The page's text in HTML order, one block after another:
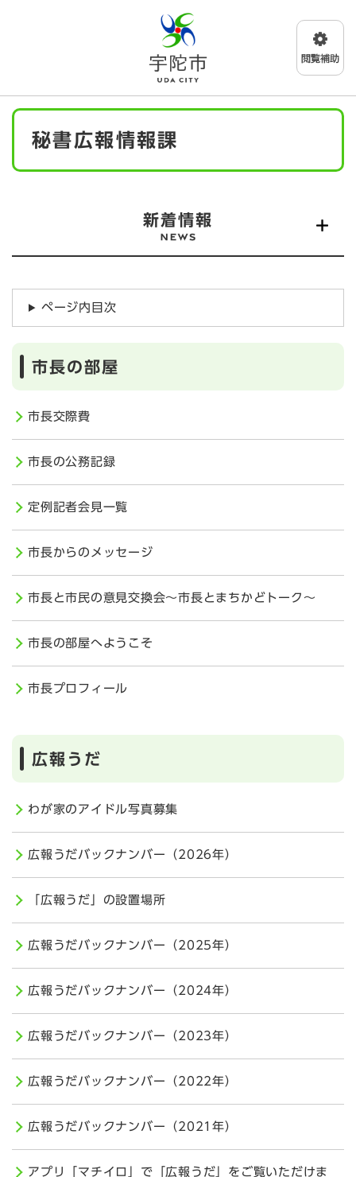
メニューを飛ばして本文へ
本
秘書広報情報課
新着情報
ページ内目次
市長の部屋
市長交際費
市長の公務記録
定例記者会見一覧
市長からのメッセージ
市長と市民の意見交換会～市長とまちかどトーク～
市長の部屋へようこそ
市長プロフィール
広報うだ
わが家のアイドル写真募集
広報うだバックナンバー（2026年）
「広報うだ」の設置場所
広報うだバックナンバー（2025年）
広報うだバックナンバー（2024年）
広報うだバックナンバー（2023年）
広報うだバックナンバー（2022年）
広報うだバックナンバー（2021年）
アプリ「マチイロ」で「広報うだ」をご覧いただけま